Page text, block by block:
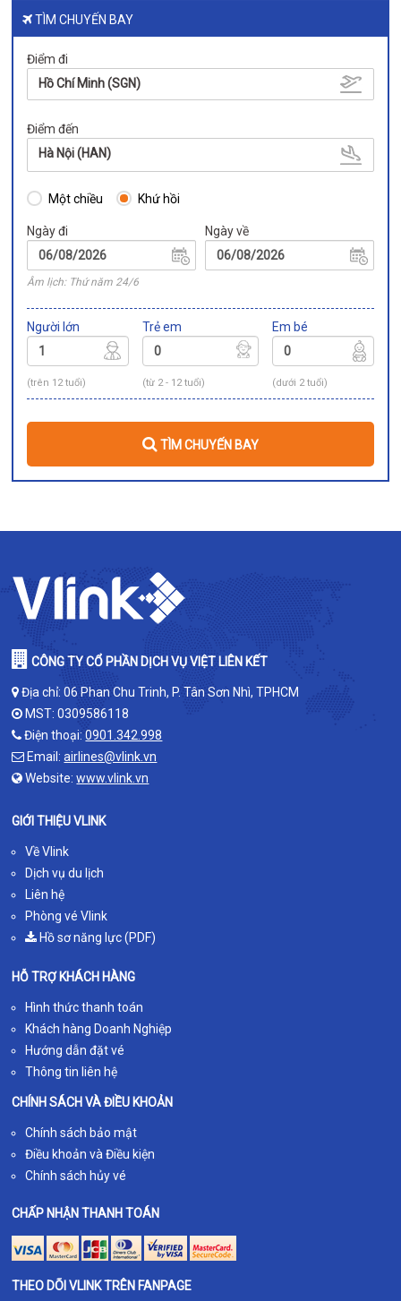
TÌM CHUYẾN BAY
Điểm đi
Hồ Chí Minh (SGN)
Điểm đến
Hà Nội (HAN)
Một chiều Khứ hồi
Ngày đi
Âm lịch: Thứ năm 24/6
Ngày về
Người lớn
(trên 12 tuổi)
Trẻ em
(từ 2 - 12 tuổi)
Em bé
(dưới 2 tuổi)
TÌM CHUYẾN BAY
CÔNG TY CỔ PHẦN DỊCH VỤ VIỆT LIÊN KẾT
Địa chỉ: 06 Phan Chu Trinh, P. Tân Sơn Nhì, TPHCM
MST: 0309586118
Điện thoại:0901.342.998
Email:airlines@vlink.vn
Website:www.vlink.vn
GIỚI THIỆU VLINK
Về Vlink
Dịch vụ du lịch
Liên hệ
Phòng vé Vlink
Hồ sơ năng lực (PDF)
HỖ TRỢ KHÁCH HÀNG
Hình thức thanh toán
Khách hàng Doanh Nghiệp
Hướng dẫn đặt vé
Thông tin liên hệ
CHÍNH SÁCH VÀ ĐIỀU KHOẢN
Chính sách bảo mật
Điều khoản và Điều kiện
Chính sách hủy vé
CHẤP NHẬN THANH TOÁN
THEO DÕI VLINK TRÊN FANPAGE